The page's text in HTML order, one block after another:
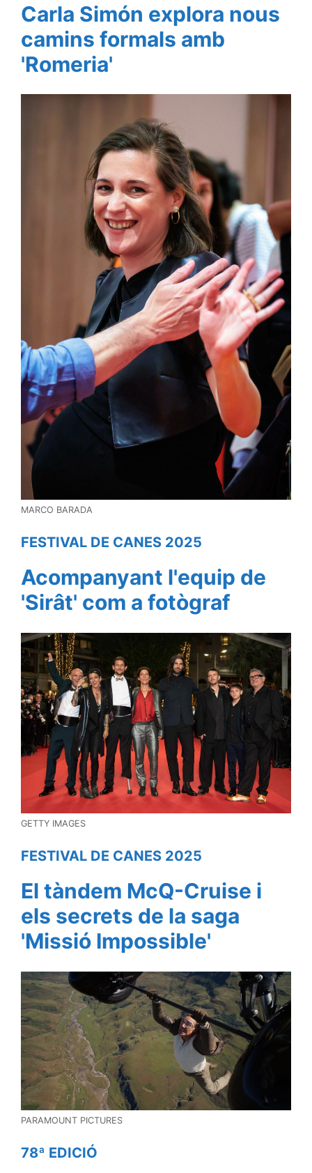
Carla Simón explora nous
camins formals amb
'Romeria'
MARCO BARADA
FESTIVAL DE CANES 2025
Acompanyant l'equip de
'Sirât' com a fotògraf
GETTY IMAGES
FESTIVAL DE CANES 2025
El tàndem McQ-Cruise i
els secrets de la saga
'Missió Impossible'
PARAMOUNT PICTURES
78ª EDICIÓ